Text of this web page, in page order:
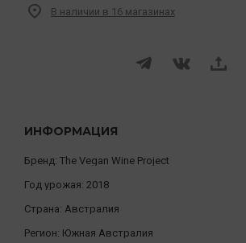
ИНФОРМАЦИЯ
Бренд: The Vegan Wine Project
Год урожая: 2018
Страна: Австралия
Регион: Южная Австралия
В наличии в 16 магазинах